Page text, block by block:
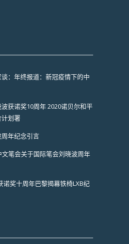
：年终报道：新冠疫情下的中
获诺奖10周年 2020诺贝尔和平
划署
年纪念引言
文笔会关于国际笔会刘晓波周年
诺奖十周年巴黎揭幕铁椅LXB纪